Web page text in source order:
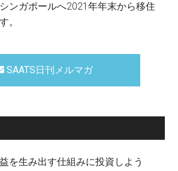
ンガポールへ2021年年末から移住
。
SAATS日刊メルマガ
を生み出す仕組みに投資しよう